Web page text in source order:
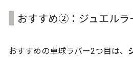
おすすめ②：ジュエルラ
おすすめの卓球ラバー2つ目は、